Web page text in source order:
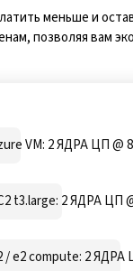
меньше и
позволяя вам
VM: 2 ЯДРА ЦП @
t3.large: 2 ЯДРА ЦП
/ e2 compute: 2 ЯДРА